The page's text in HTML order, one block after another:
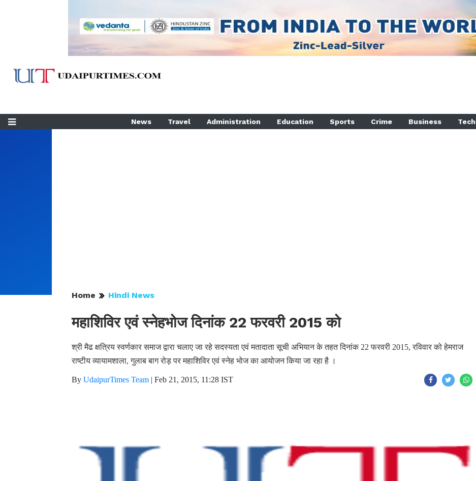
News Travel Administration Education Sports Crime Business
Home Hindi News
महाशिविर एवं स्नेहभोज दिनांक 22 फरवरी 2015 को
श्री मैढ क्षत्रिय स्वर्णकार समाज द्वारा चलाए जा रहे सदस्यता एवं मतादाता सूची अभियान के तहत दिनांक 22 फरवरी 2015, रविवार को हेमराज
राष्टीय व्यायामशाला, गुलाब बाग रोड़ पर महाशिविर एवं स्नेह भोज का आयोजन किया जा रहा है ।
By UdaipurTimes Team | Feb 21, 2015, 11:28 IST